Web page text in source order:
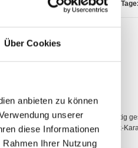
Über Cookies
anbieten zu können
unserer
diese Informationen
Ihrer Nutzung
Lieferzeit Tage:
nach DIN 4102 B1, 3-seitig
(INOX), dazwischen weisse Plastik-